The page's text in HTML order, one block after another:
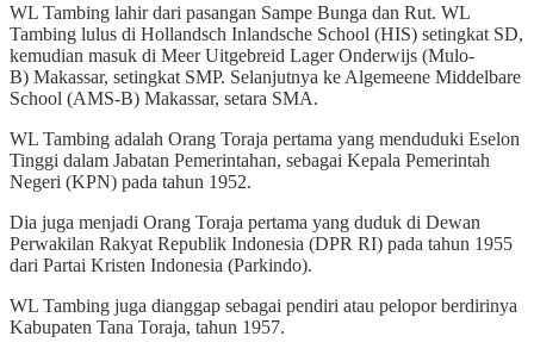
WL Tambing lahir dari pasangan Sampe Bunga dan Rut. WL
Tambing lulus di Hollandsch Inlandsche School (HIS) setingkat SD,
kemudian masuk di Meer Uitgebreid Lager Onderwijs (Mulo-
B) Makassar, setingkat SMP. Selanjutnya ke Algemeene Middelbare
School (AMS-B) Makassar, setara SMA.
WL Tambing adalah Orang Toraja pertama yang menduduki Eselon
Tinggi dalam Jabatan Pemerintahan, sebagai Kepala Pemerintah
Negeri (KPN) pada tahun 1952.
Dia juga menjadi Orang Toraja pertama yang duduk di Dewan
Perwakilan Rakyat Republik Indonesia (DPR RI) pada tahun 1955
dari Partai Kristen Indonesia (Parkindo).
WL Tambing juga dianggap sebagai pendiri atau pelopor berdirinya
Kabupaten Tana Toraja, tahun 1957.